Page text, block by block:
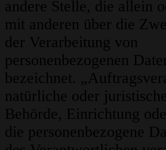
andere Stelle, die allein
mit anderen über die
der Verarbeitung von
personenbezogenen
bezeichnet.
natürliche oder
Behörde, Einrichtung
die personenbezogene